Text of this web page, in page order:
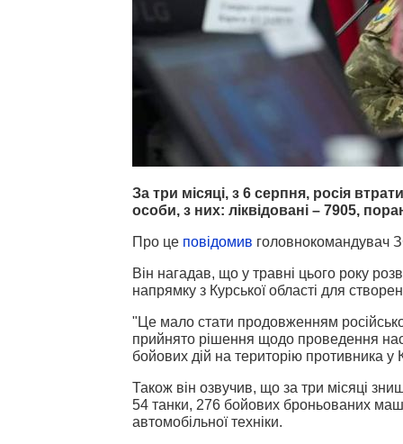
За три місяці, з 6 серпня, росія
особи, з них: ліквідовані – 7905,
Про це повідомив головнокомандувач
Він нагадав, що у травні цього року
напрямку з Курської області для
"Це мало стати продовженням
прийнято рішення щодо проведення
бойових дій на територію противника у
Також він озвучив, що за три місяці
54 танки, 276 бойових броньованих
автомобільної техніки.